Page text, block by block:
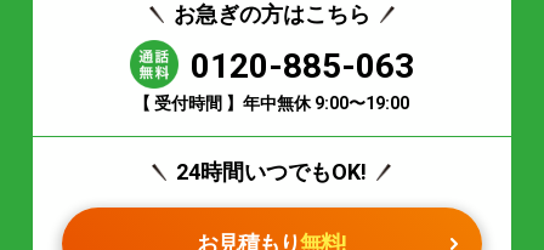
お急ぎの方はこちら
0120-885-063
【 受付時間 】年中無休 9:00〜19:00
24時間いつでもOK!
お見積もり無料!